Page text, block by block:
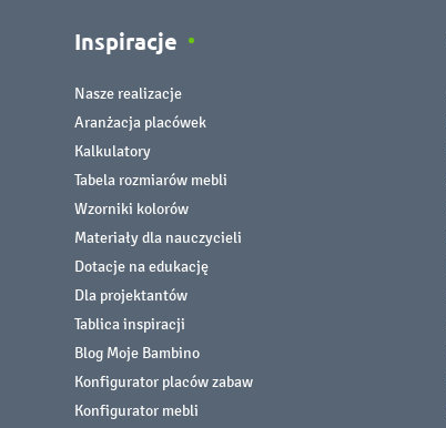
Inspiracje
Nasze realizacje
Aranżacja placówek
Kalkulatory
Tabela rozmiarów mebli
Wzorniki kolorów
Materiały dla nauczycieli
Dotacje na edukację
Dla projektantów
Tablica inspiracji
Blog Moje Bambino
Konfigurator placów zabaw
Konfigurator mebli